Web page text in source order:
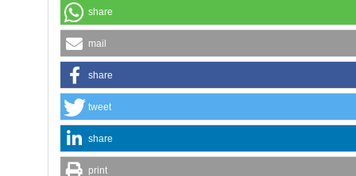
share
mail
share
tweet
share
print